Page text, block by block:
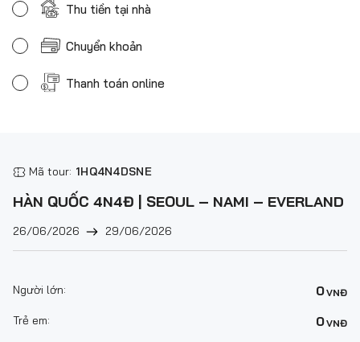
Thu tiền tại nhà
Chuyển khoản
Thanh toán online
Mã tour: 1HQ4N4DSNE
HÀN QUỐC 4N4Đ | SEOUL – NAMI – EVERLAND
26/06/2026 29/06/2026
Người lớn: 0VNĐ
Trẻ em: 0VNĐ